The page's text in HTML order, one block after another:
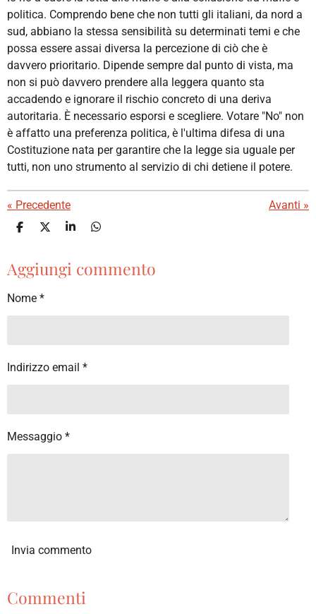
politica. Comprendo bene che non tutti gli italiani, da nord a
sud, abbiano la stessa sensibilità su determinati temi e che
possa essere assai diversa la percezione di ciò che è
davvero prioritario. Dipende sempre dal punto di vista, ma
non si può davvero prendere alla leggera quanto sta
accadendo e ignorare il rischio concreto di una deriva
autoritaria. È necessario esporsi e scegliere. Votare "No" non
è affatto una preferenza politica, è l'ultima difesa di una
Costituzione nata per garantire che la legge sia uguale per
tutti, non uno strumento al servizio di chi detiene il potere.
« Precedente Avanti »
C
d
i
i
C
d
i
i
C
d
i
C
d
i
Aggiungi commento
Nome *
Indirizzo email *
Messaggio *
Invia commento
Commenti